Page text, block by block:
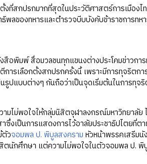
ที่สกปรกมากที่สุดในประวัติศาสตร์การเมือง
พลของทหารและตำรวจบีบบังคับข้าราชการท
อพิมพ์ สื่อมวลชนทุกแขนงต่างประโคมข่าวกา
รเลือกตั้งสกปรกครั้งนี้ เพราะมีการทุจริตกา
ปแบบต่างๆ กันถือว่าเป็นจุดเริ่มต้นในการทุจ
มไม่พอใจให้กลุ่มนิสิตจุฬาลงกรณ์มหาวิทยาลั
งเป็นการแสดงการไว้อาลัยประชาธิปไตยที่ต
วจอมพล ป. พิบูลสงคราม หัวหน้าพรรคเสรีม
ตนักศึกษา แต่ความไม่พอใจในตัวจอมพล ป.